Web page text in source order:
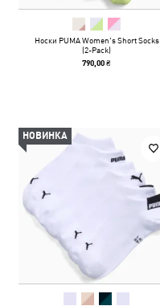
Носки PUMA Women's Short Socks
(2-Pack)
790,00 ₴
НОВИНКА